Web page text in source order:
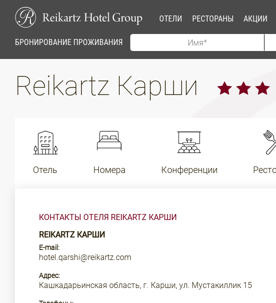
ОТЕЛИ РЕСТОРАНЫ АКЦИИ
БРОНИРОВАНИЕ ПРОЖИВАНИЯ
Reikartz Карши
Отель Номера Конференции
КОНТАКТЫ ОТЕЛЯ REIKARTZ КАРШИ
REIKARTZ КАРШИ
E-mail:
hotel.qarshi@reikartz.com
Адрес:
Кашкадарьинская область, г. Карши, ул. Мустакиллик 15